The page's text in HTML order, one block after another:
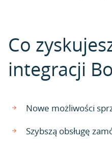
Co
integracji
Nowe możliwości
Szybszą obsługę